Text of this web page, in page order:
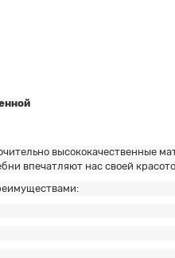
высококачественные
впечатляют нас своей